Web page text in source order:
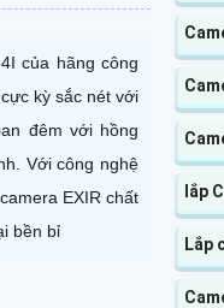
của hãng công
kỳ sắc nét với
đêm với hồng
Với công nghệ
EXIR chất
bền bỉ
lắp
Lắp